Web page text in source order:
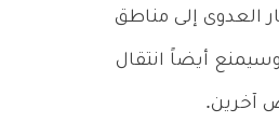
العدوى إلى مناطق
أيضاً انتقال
آخرين.